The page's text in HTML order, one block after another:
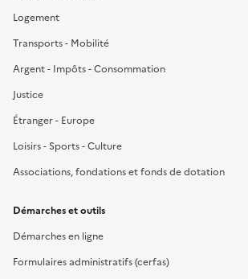
Logement
Transports - Mobilité
Argent - Impôts - Consommation
Justice
Étranger - Europe
Loisirs - Sports - Culture
Associations, fondations et fonds de dotation
Démarches et outils
Démarches en ligne
Formulaires administratifs (cerfas)